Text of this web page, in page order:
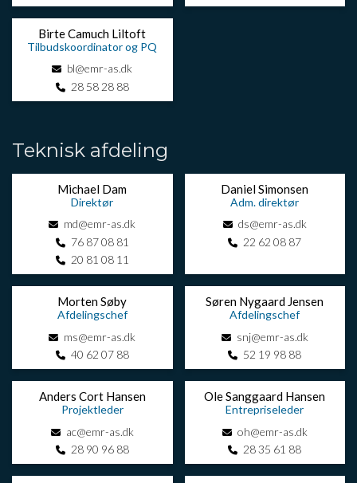
Birte Camuch Liltoft
Tilbudskoordinator og PQ
bl@emr-as.dk
28 58 28 88
Teknisk afdeling
Michael Dam
Direktør
md@emr-as.dk
76 87 08 81
20 81 08 11
Daniel Simonsen
Adm. direktør
ds@emr-as.dk
22 62 08 87
Morten Søby
Afdelingschef
ms@emr-as.dk
40 62 07 88
Søren Nygaard Jensen
Afdelingschef
snj@emr-as.dk
52 19 98 88
Anders Cort Hansen
Projektleder
ac@emr-as.dk
28 90 96 88
Ole Sanggaard Hansen
Entrepriseleder
oh@emr-as.dk
28 35 61 88